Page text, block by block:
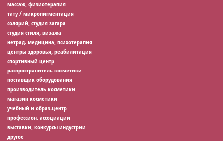
массаж, физиотерапия
тату / микропигментация
солярий, студия загара
студия стиля, визажа
нетрад. медицина, психотерапия
центры здоровья, реабилитация
спортивный центр
распространитель косметики
поставщик оборудования
производитель косметики
магазин косметики
учебный и образ.центр
профессион. ассоциации
выставки, конкурсы индустрии
другое